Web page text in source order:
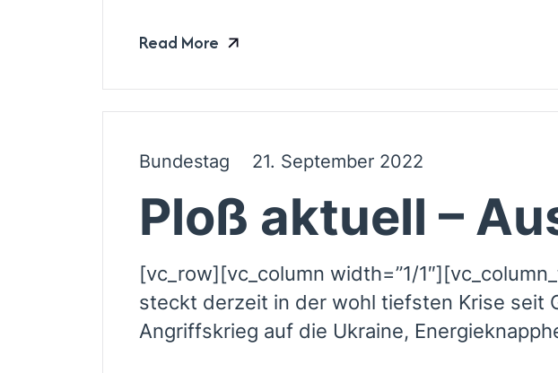
Read More
Bundestag 21. September 2022
Ploß aktuell –
[vc_row][vc_column width=”1/
steckt derzeit in der wohl tiefsten Krise seit
Angriffskrieg auf die Ukraine,